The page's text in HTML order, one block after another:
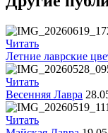
Перейти к архиву
Читать
Летние лаврские
Читать
Весенняя Лавра
Читать